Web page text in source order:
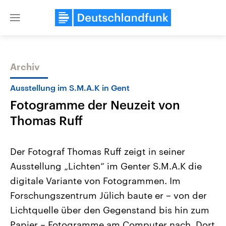
Close
Themen
Landtagswahl Sachsen-Anhalt
2026
Alle Informationen
Sachsen-Anhalt wählt am 6.
September 2026 einen neuen
Landtag. Seit 2021 wird das
Bundesland von einer Koalition aus
Aktuelle Beiträge,
Hintergründe
Wirtschaftlich und
gehören die Vereinigten
den mächtigsten Ländern
mit großem Einfluss auf
Archiv
Ausstellung im S.M.A.K in Gent
Fotogramme der Neuzeit von
Thomas Ruff
Der Fotograf Thomas Ruff zeigt in seiner
Ausstellung „Lichten“ im Genter S.M.A.K die
digitale Variante von Fotogrammen. Im
Forschungszentrum Jülich baute er – von der
Lichtquelle über den Gegenstand bis hin zum